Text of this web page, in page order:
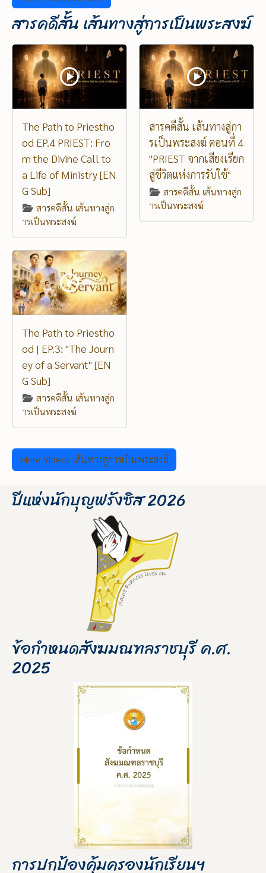
สารคดีสั้น เส้นทางสู่การเป็นพระสงฆ์
The Path to Priestho
od EP.4 PRIEST: Fro
m the Divine Call to
a Life of Ministry [EN
G Sub]
สารคดีสั้น เส้นทางสู่ก
ารเป็นพระสงฆ์
สารคดีสั้น เส้นทางสู่กา
รเป็นพระสงฆ์ ตอนที่ 4
"PRIEST จากเสียงเรียก
สู่ชีวิตแห่งการรับใช้"
สารคดีสั้น เส้นทางสู่ก
ารเป็นพระสงฆ์
The Path to Priestho
od | EP.3: "The Journ
ey of a Servant" [EN
G Sub]
สารคดีสั้น เส้นทางสู่ก
ารเป็นพระสงฆ์
More Videos เส้นทางสู่การเป็นพระสงฆ์
ปีแห่งนักบุญฟรังซิส 2026
ข้อกำหนดสังฆมณฑลราชบุรี ค.ศ.
2025
การปกป้องคุ้มครองนักเรียนฯ